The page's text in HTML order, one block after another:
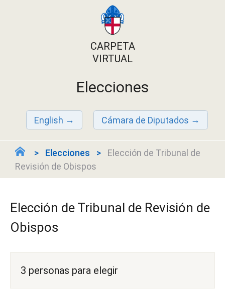
CARPETA
VIRTUAL
Elecciones
English Cámara de Diputados
Elecciones
Elección de Tribunal de
Revisión de Obispos
Elección de Tribunal de Revisión de
Obispos
3 personas para elegir